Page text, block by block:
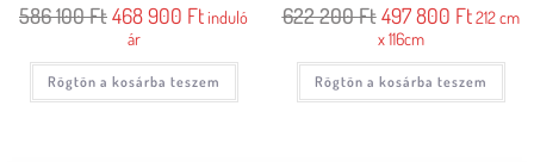
586 100Ft468 900 Ftinduló
ár
Rögtön a kosárba teszem
622 200Ft 497 800 Ft212 cm
x 116cm
Rögtön a kosárba teszem